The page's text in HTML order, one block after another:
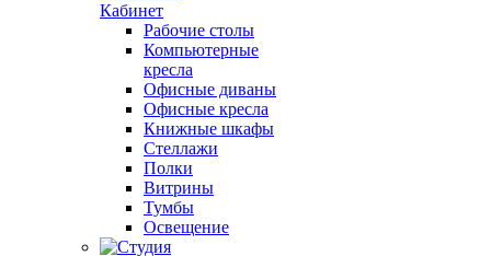
Кабинет
Рабочие столы
Компьютерные
кресла
Офисные диваны
Офисные кресла
Книжные шкафы
Стеллажи
Полки
Витрины
Тумбы
Освещение